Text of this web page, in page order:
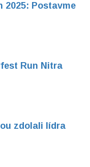
2025: Postavme
Run Nitra
zdolali lídra